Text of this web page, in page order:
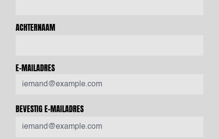
ACHTERNAAM
E-MAILADRES
BEVESTIG E-MAILADRES